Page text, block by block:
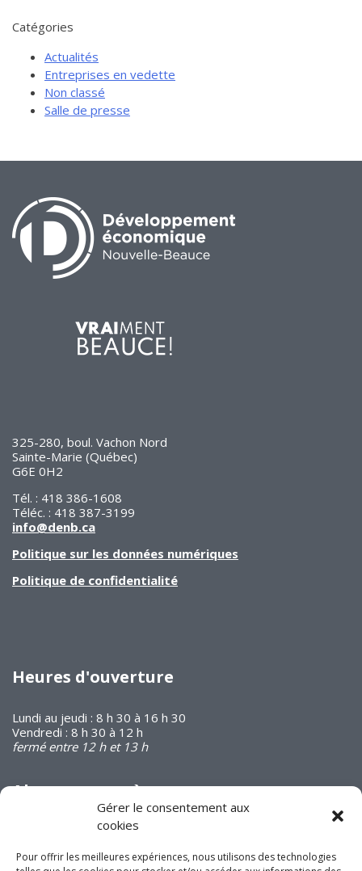
Gérer le consentement aux
cookies
Pour offrir les meilleures expériences, nous utilisons des technologies
Catégories
Actualités
Entreprises en vedette
Non classé
Salle de presse
325-280, boul. Vachon Nord
Sainte-Marie (Québec)
G6E 0H2
Tél. : 418 386-1608
Téléc. : 418 387-3199
info@denb.ca
Politique sur les données numériques
Politique de confidentialité
Heures d'ouverture
Lundi au jeudi : 8 h 30 à 16 h 30
Vendredi : 8 h 30 à 12 h
fermé entre 12 h et 13 h
Abonnez-vous à
notre infolettre